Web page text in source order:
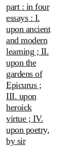
part : in four
essays : I.
upon ancient
and modern
learning ; II.
upon the
gardens of
Epicurus ;
III. upon
heroick
virtue ; IV.
upon poetry,
by sir